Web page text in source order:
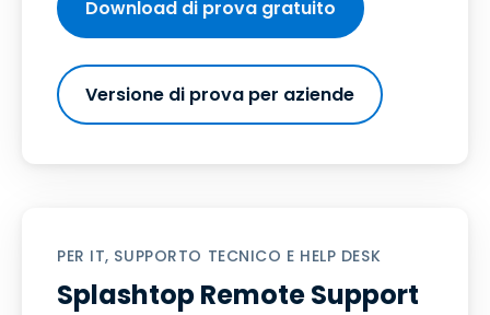
Download di prova gratuito
Versione di prova per aziende
PER IT, SUPPORTO TECNICO E HELP DESK
Splashtop Remote Support